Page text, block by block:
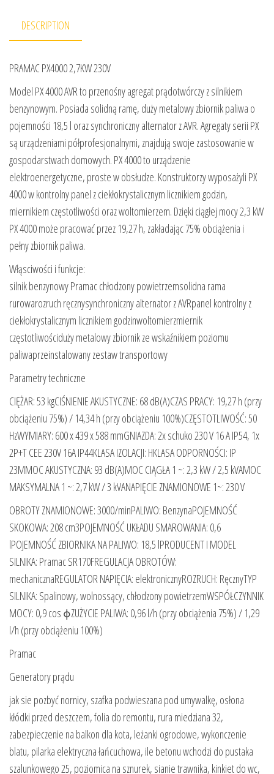
DESCRIPTION
PRAMAC PX4000 2,7KW 230V
Model PX 4000 AVR to przenośny agregat prądotwórczy z silnikiem
benzynowym. Posiada solidną ramę, duży metalowy zbiornik paliwa o
pojemności 18,5 l oraz synchroniczny alternator z AVR. Agregaty serii PX
są urządzeniami półprofesjonalnymi, znajdują swoje zastosowanie w
gospodarstwach domowych. PX 4000 to urządzenie
elektroenergetyczne, proste w obsłudze. Konstruktorzy wyposażyli PX
4000 w kontrolny panel z ciekłokrystalicznym licznikiem godzin,
miernikiem częstotliwości oraz woltomierzem. Dzięki ciągłej mocy 2,3 kW
PX 4000 może pracować przez 19,27 h, zakładając 75% obciążenia i
pełny zbiornik paliwa.
Włąsciwości i funkcje:
silnik benzynowy Pramac chłodzony powietrzemsolidna rama
rurowarozruch ręcznysynchroniczny alternator z AVRpanel kontrolny z
ciekłokrystalicznym licznikiem godzinwoltomierzmiernik
częstotliwościduży metalowy zbiornik ze wskaźnikiem poziomu
paliwaprzeinstalowany zestaw transportowy
Parametry techniczne
CIĘŻAR: 53 kgCIŚNIENIE AKUSTYCZNE: 68 dB(A)CZAS PRACY: 19,27 h (przy
obciążeniu 75%) / 14,34 h (przy obciążeniu 100%)CZĘSTOTLIWOŚĆ: 50
HzWYMIARY: 600 x 439 x 588 mmGNIAZDA: 2x schuko 230 V 16 A IP54, 1x
2P+T CEE 230V 16A IP44KLASA IZOLACJI: HKLASA ODPORNOŚCI: IP
23MMOC AKUSTYCZNA: 93 dB(A)MOC CIĄGŁA 1 ~: 2,3 kW / 2,5 kVAMOC
MAKSYMALNA 1 ~: 2,7 kW / 3 kVANAPIĘCIE ZNAMIONOWE 1~: 230 V
OBROTY ZNAMIONOWE: 3000/minPALIWO: BenzynaPOJEMNOŚĆ
SKOKOWA: 208 cm3POJEMNOŚĆ UKŁADU SMAROWANIA: 0,6
lPOJEMNOŚĆ ZBIORNIKA NA PALIWO: 18,5 lPRODUCENT I MODEL
SILNIKA: Pramac SR170FREGULACJA OBROTÓW:
mechanicznaREGULATOR NAPIĘCIA: elektronicznyROZRUCH: RęcznyTYP
SILNIKA: Spalinowy, wolnossący, chłodzony powietrzemWSPÓŁCZYNNIK
MOCY: 0,9 cos ϕZUŻYCIE PALIWA: 0,96 l/h (przy obciążenia 75%) / 1,29
l/h (przy obciążeniu 100%)
Pramac
Generatory prądu
jak sie pozbyć nornicy, szafka podwieszana pod umywalkę, osłona
kłódki przed deszczem, folia do remontu, rura miedziana 32,
zabezpieczenie na balkon dla kota, leżanki ogrodowe, wykonczenie
blatu, pilarka elektryczna łańcuchowa, ile betonu wchodzi do pustaka
szalunkowego 25, poziomica na sznurek, sianie trawnika, kinkiet do wc,